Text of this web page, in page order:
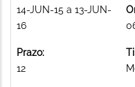
14-JUN-15 a 13-JUN-
16
Prazo:
12